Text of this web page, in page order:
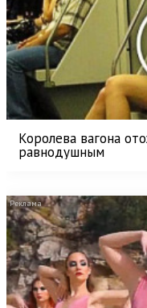
Королева вагона
равнодушным